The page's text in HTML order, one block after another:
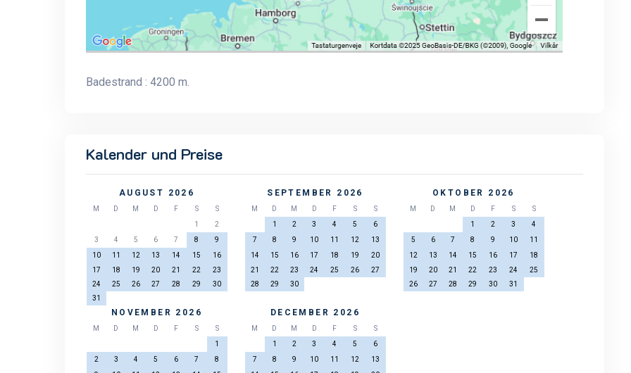
Badestrand : 4200 m.
Kalender und Preise
AUGUST 2026
M D M D F S
S
1
2
3
4 5 6 7 8
9
10
11 12 13 14 15
16
17
18 19 20 21 22
23
24
25 26 27 28 29
30
31
SEPTEMBER 2026
M D M D F S
S
1
2 3 4 5
6
7
8 9 10 11 12
13
14
15 16 17 18 19
20
21
22 23 24 25 26
27
28
29 30
OKTOBER 2026
M D M D F S
S
1
2 3
4
5
6 7 8 9 10
11
12
13 14 15 16 17
18
19
20 21 22 23 24
25
26
27 28 29 30 31
NOVEMBER 2026
M D M D F S
S
1
2
3 4 5 6 7
8
DECEMBER 2026
M D M D F S
S
1
2 3 4 5
6
7
8 9 10 11 12
13